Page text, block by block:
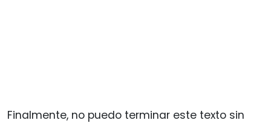
Finalmente, no puedo terminar este texto sin